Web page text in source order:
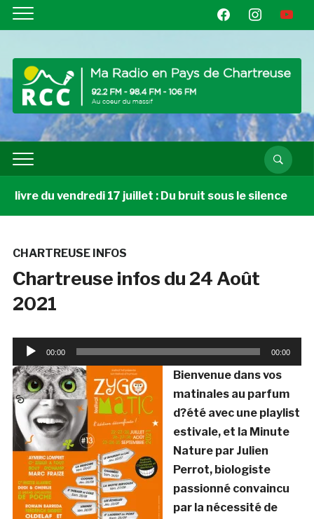
facebookinstagramyoutube
du vendredi 17 juillet : Du bruit sous le silence
CHARTREUSE INFOS
Chartreuse infos du 24 Août
2021
Lecteur
audio
00:00 00:00
Bienvenue dans vos
matinales au parfum
d?été avec une playlist
estivale, et la Minute
Nature par Julien
Perrot, biologiste
passionné convaincu
par la nécessité de